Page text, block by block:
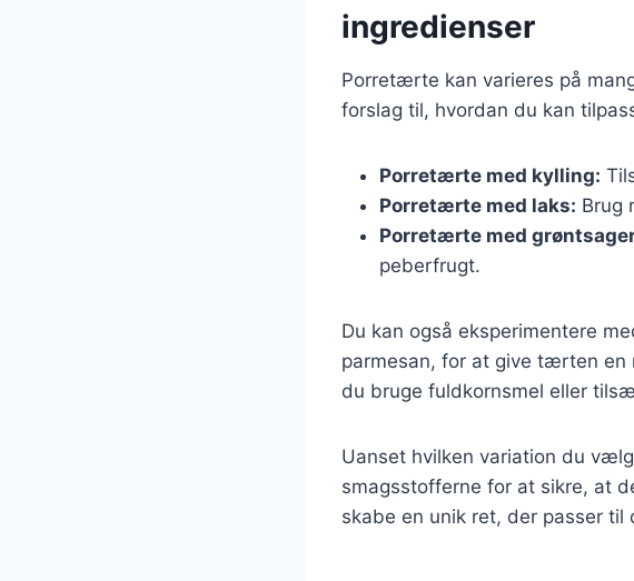
ingredienser
Porretærte kan varieres på
forslag til, hvordan du kan
Porretærte med kylling:
Porretærte med laks: Brug
Porretærte med
peberfrugt.
Du kan også eksperimentere
parmesan, for at give tærten en
du bruge fuldkornsmel eller
Uanset hvilken variation du
smagsstofferne for at sikre, at
skabe en unik ret, der passer